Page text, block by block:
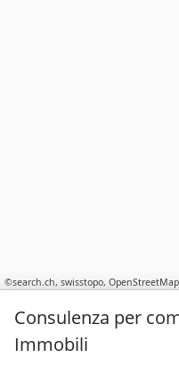
©search.ch, swisstopo, OpenStreetMap
Consulenza per
Immobili